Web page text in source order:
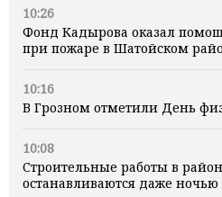
10:26
Фонд Кадырова оказал
при пожаре в Шатойском
10:16
В Грозном отметили День
10:08
Строительные работы в
останавливаются даже ночью